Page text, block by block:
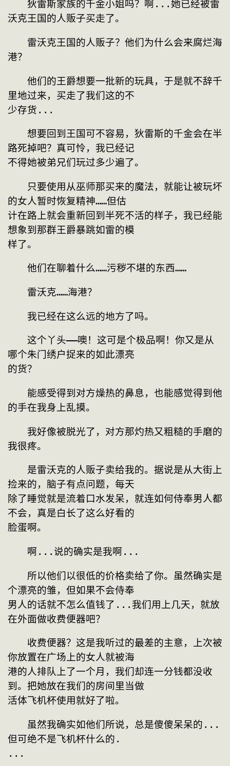
狄雷斯家族的千金小姐吗？啊...她已经被雷
沃克王国的人贩子买走了。
雷沃克王国的人贩子？他们为什么会来腐烂海
港？
他们的王爵想要一批新的玩具，于是就不辞千
里地过来，买走了我们这的不
少存货...
想要回到王国可不容易，狄雷斯的千金会在半
路死掉吧？真可怜，我已经记
不得她被弟兄们玩过多少遍了。
只要使用从巫师那买来的魔法，就能让被玩坏
的女人暂时恢复精神……但估
计在路上就会重新回到半死不活的样子，我已经能
想象到那群王爵暴跳如雷的模
样了。
他们在聊着什么……污秽不堪的东西……
雷沃克……海港？
我已经在这么远的地方了吗。
这个丫头——噢！这可是个极品啊！你又是从
哪个朱门绣户捉来的如此漂亮
的货？
能感受得到对方燥热的鼻息，也能感觉得到他
的手在我身上乱摸。
我好像被脱光了，对方那灼热又粗糙的手磨的
我很疼。
是雷沃克的人贩子卖给我的。据说是从大街上
捡来的，脑子有点问题，每天
除了睡觉就是流着口水发呆，就连如何侍奉男人都
不会，真是白长了这么好看的
脸蛋啊。
啊...说的确实是我啊...
所以他们以很低的价格卖给了你。虽然确实是
个漂亮的雏，但如果不会侍奉
男人的话就不怎么值钱了...我们用上几天，就放
在外面做收费便器吧？
收费便器？这是我听过的最差的主意，上次被
你放置在广场上的女人就被海
港的人排队上了一个月，我们却连一分钱都没收
到。把她放在我们的房间里当做
活体飞机杯使用就好了啦。
虽然我确实如他们所说，总是傻傻呆呆的...
但可绝不是飞机杯什么的.
...